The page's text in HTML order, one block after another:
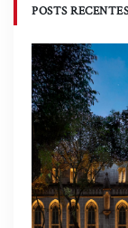
POSTS RECENTES